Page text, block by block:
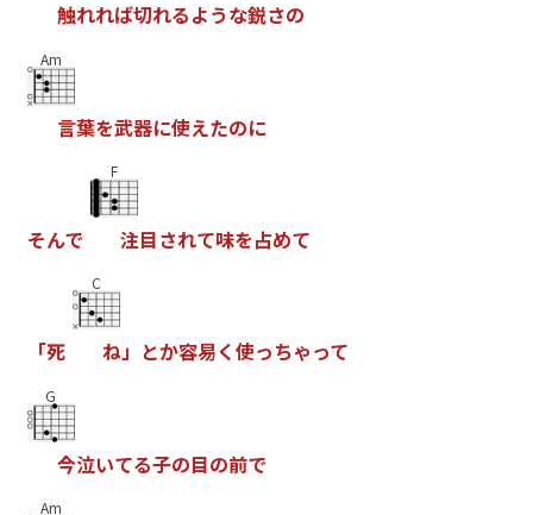
触れれば切れるような鋭さの
Am
言葉を武器に使えたのに
そんで
F
注目されて味を占めて
「死
C
ね」 とか容易く使っちゃって
G
今泣いてる子の目の前で
Am